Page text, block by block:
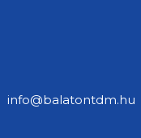
info@balatontdm.hu